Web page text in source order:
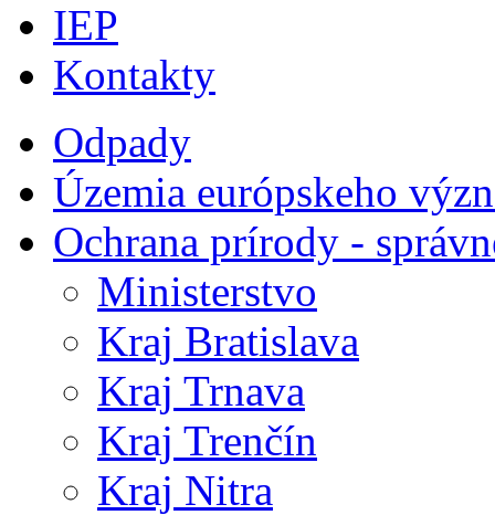
IEP
Kontakty
Odpady
Územia európskeho
Ochrana prírody -
Ministerstvo
Kraj Bratislava
Kraj Trnava
Kraj Trenčín
Kraj Nitra